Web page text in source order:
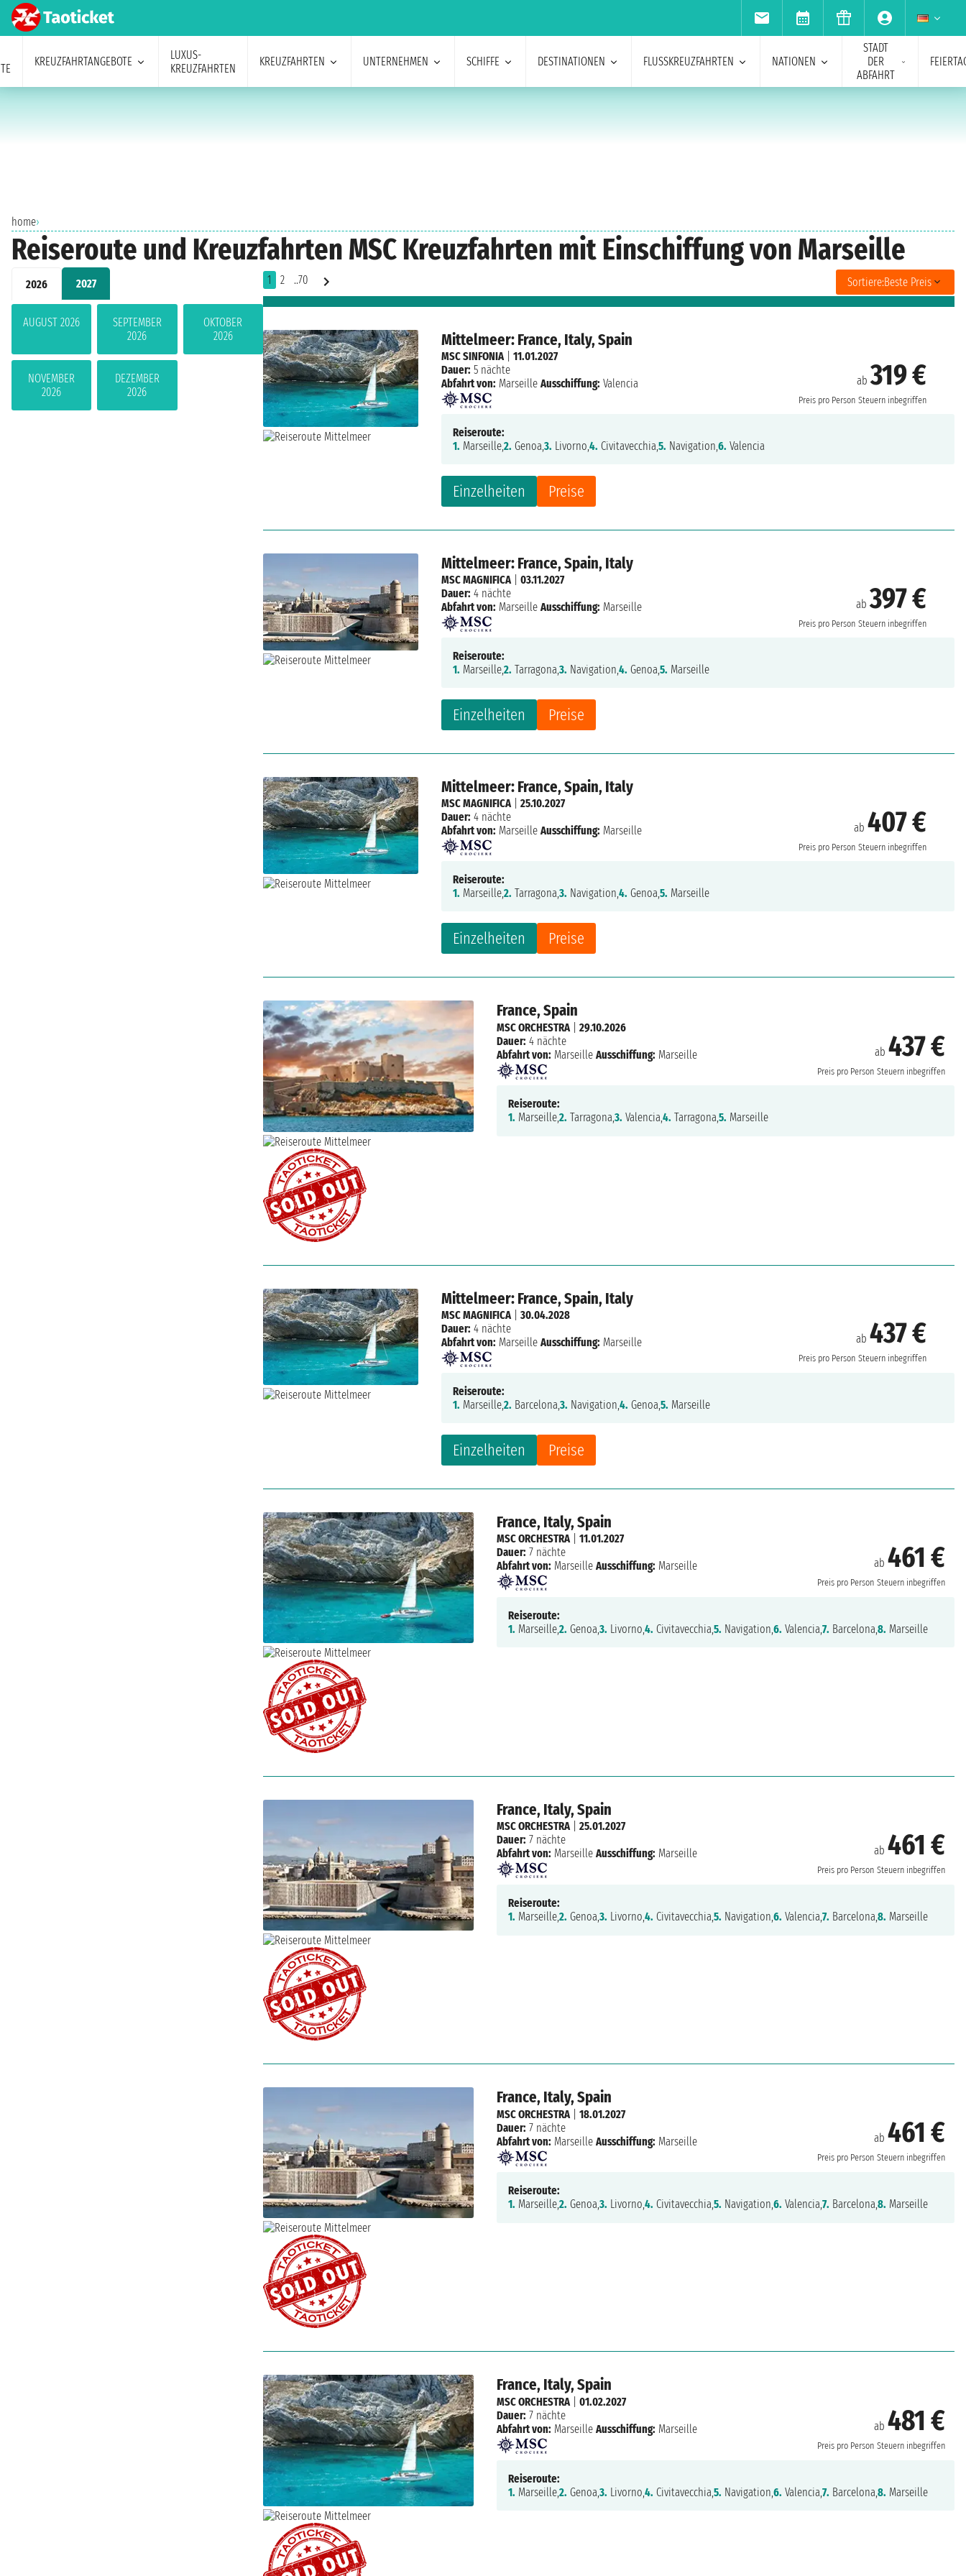
KREUZFAHRTANGEBOTE
LUXUS-
KREUZFAHRTEN
KREUZFAHRTEN UNTERNEHMEN SCHIFFE DESTINATIONEN FLUSSKREUZFAHRTEN NATIONEN
STADT
DER
ABFAHRT
home›
Reiseroute und Kreuzfahrten MSC Kreuzfahrten mit Einschiffung von Marseille
2026 2027
AUGUST 2026
SEPTEMBER
2026
OKTOBER
2026
NOVEMBER
2026
DEZEMBER
2026
1 2 ..70 Sortiere:Beste Preis
Mittelmeer: France, Italy, Spain
ab319 €
Preis pro Person Steuern inbegriffen
Einzelheiten Preise
MSC SINFONIA|11.01.2027
Dauer: 5 nächte
Abfahrt von: Marseille Ausschiffung: Valencia
Reiseroute:
1. Marseille,2. Genoa,3. Livorno,4. Civitavecchia,5. Navigation,6. Valencia
Mittelmeer: France, Spain, Italy
ab397 €
Preis pro Person Steuern inbegriffen
Einzelheiten Preise
MSC MAGNIFICA|03.11.2027
Dauer: 4 nächte
Abfahrt von: Marseille Ausschiffung: Marseille
Reiseroute:
1. Marseille,2. Tarragona,3. Navigation,4. Genoa,5. Marseille
Mittelmeer: France, Spain, Italy
ab407 €
Preis pro Person Steuern inbegriffen
Einzelheiten Preise
MSC MAGNIFICA|25.10.2027
Dauer: 4 nächte
Abfahrt von: Marseille Ausschiffung: Marseille
Reiseroute:
1. Marseille,2. Tarragona,3. Navigation,4. Genoa,5. Marseille
France, Spain
ab 437 €
Preis pro Person Steuern inbegriffen
MSC ORCHESTRA| 29.10.2026
Dauer: 4 nächte
Abfahrt von: Marseille Ausschiffung: Marseille
Reiseroute:
1. Marseille,2. Tarragona,3. Valencia,4. Tarragona,5. Marseille
Mittelmeer: France, Spain, Italy
ab437 €
Preis pro Person Steuern inbegriffen
Einzelheiten Preise
MSC MAGNIFICA |30.04.2028
Dauer: 4 nächte
Abfahrt von: Marseille Ausschiffung: Marseille
Reiseroute:
1. Marseille,2. Barcelona,3. Navigation,4. Genoa,5. Marseille
France, Italy, Spain
ab 461 €
Preis pro Person Steuern inbegriffen
MSC ORCHESTRA| 11.01.2027
Dauer: 7 nächte
Abfahrt von: Marseille Ausschiffung: Marseille
Reiseroute:
1. Marseille,2. Genoa, 3. Livorno, 4. Civitavecchia, 5. Navigation, 6. Valencia, 7. Barcelona, 8. Marseille
France, Italy, Spain
ab 461 €
Preis pro Person Steuern inbegriffen
MSC ORCHESTRA| 25.01.2027
Dauer: 7 nächte
Abfahrt von: Marseille Ausschiffung: Marseille
Reiseroute:
1. Marseille,2. Genoa,3. Livorno,4. Civitavecchia,5. Navigation,6. Valencia,7. Barcelona,8. Marseille
France, Italy, Spain
ab 461 €
Preis pro Person Steuern inbegriffen
MSC ORCHESTRA| 18.01.2027
Dauer: 7 nächte
Abfahrt von: Marseille Ausschiffung: Marseille
Reiseroute:
1. Marseille,2. Genoa,3. Livorno,4. Civitavecchia,5. Navigation,6. Valencia,7. Barcelona,8. Marseille
France, Italy, Spain
ab 481 €
Preis pro Person Steuern inbegriffen
MSC ORCHESTRA| 01.02.2027
Dauer: 7 nächte
Abfahrt von: Marseille Ausschiffung: Marseille
Reiseroute:
1. Marseille,2. Genoa, 3. Livorno, 4. Civitavecchia, 5. Navigation, 6. Valencia, 7. Barcelona, 8. Marseille